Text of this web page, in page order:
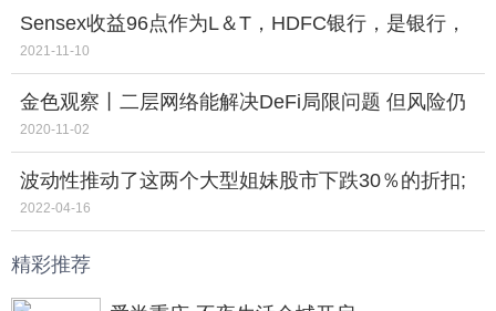
Sensex收益96点作为L＆T，HDFC银行，是银行，
TCS，Tata Steel Lead;金属集会，omcsdive
2021-11-10
金色观察丨二层网络能解决DeFi局限问题 但风险仍
在
2020-11-02
波动性推动了这两个大型姐妹股市下跌30％的折扣;
你应该是你吗？
2022-04-16
精彩推荐